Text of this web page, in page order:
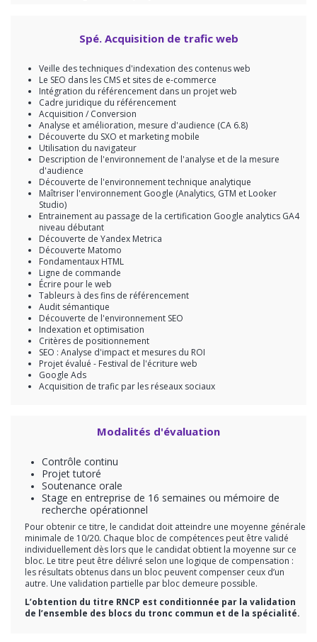
Spé. Acquisition de trafic web
Veille des techniques d'indexation des contenus web
Le SEO dans les CMS et sites de e-commerce
Intégration du référencement dans un projet web
Cadre juridique du référencement
Acquisition / Conversion
Analyse et amélioration, mesure d'audience (CA 6.8)
Découverte du SXO et marketing mobile
Utilisation du navigateur
Description de l'environnement de l'analyse et de la mesure
d'audience
Découverte de l'environnement technique analytique
Maîtriser l'environnement Google (Analytics, GTM et Looker
Studio)
Entrainement au passage de la certification Google analytics GA4
niveau débutant
Découverte de Yandex Metrica
Découverte Matomo
Fondamentaux HTML
Ligne de commande
Écrire pour le web
Tableurs à des fins de référencement
Audit sémantique
Découverte de l'environnement SEO
Indexation et optimisation
Critères de positionnement
SEO : Analyse d'impact et mesures du ROI
Projet évalué - Festival de l'écriture web
Google Ads
Acquisition de trafic par les réseaux sociaux
Modalités d'évaluation
Contrôle continu
Projet tutoré
Soutenance orale
Stage en entreprise de 16 semaines ou mémoire de
recherche opérationnel
Pour obtenir ce titre, le candidat doit atteindre une moyenne générale
minimale de 10/20. Chaque bloc de compétences peut être validé
individuellement dès lors que le candidat obtient la moyenne sur ce
bloc. Le titre peut être délivré selon une logique de compensation :
les résultats obtenus dans un bloc peuvent compenser ceux d’un
autre. Une validation partielle par bloc demeure possible.
L’obtention du titre RNCP est conditionnée par la validation
de l’ensemble des blocs du tronc commun et de la spécialité.